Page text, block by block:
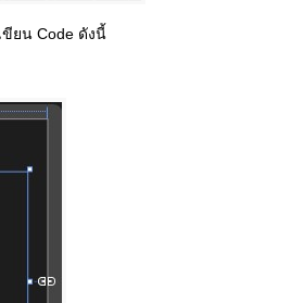
ขียน Code ดังนี้